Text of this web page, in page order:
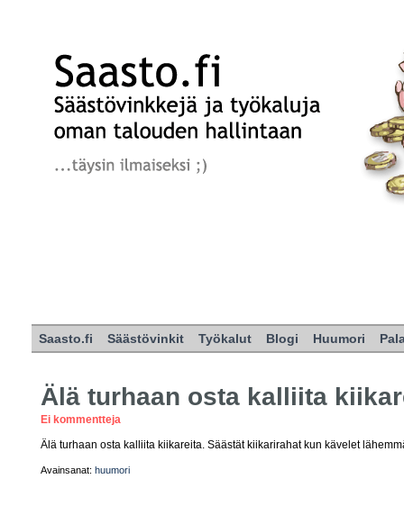
Saasto.fi Säästövinkit Työkalut Blogi Huumori
Älä turhaan osta kalliita
Ei kommentteja
Älä turhaan osta kalliita kiikareita. Säästät kiikarirahat kun kävelet
Avainsanat: huumori